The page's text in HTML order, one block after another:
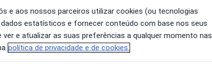
e aos nossos parceiros utilizar cookies (ou tecnologias
estatísticos e fornecer conteúdo com base nos seus
ver e atualizar as suas preferências a qualquer momento nas
política de privacidade e de cookies.